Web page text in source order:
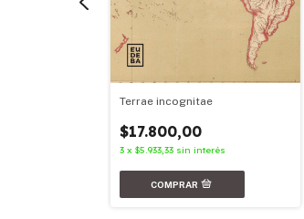
Terrae incognitae
$17.800,00
3 x $5.933,33 sin interés